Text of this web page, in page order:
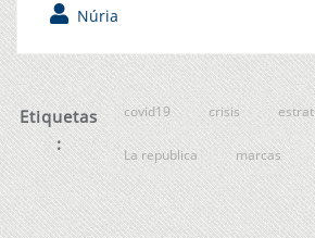
Núria
Etiquetas
:
covid19 crisis
La republica marcas